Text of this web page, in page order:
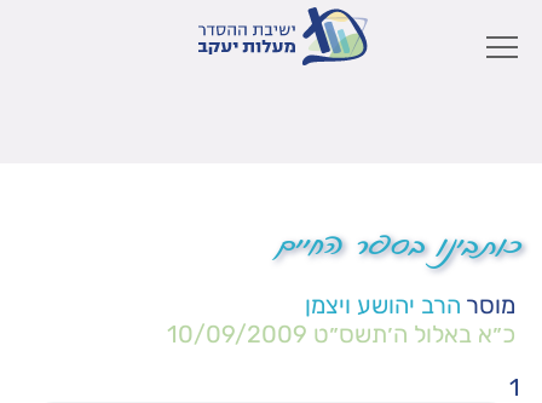
כותבינו בספר החיים
מוסר הרב יהושע ויצמן
כ״א באלול ה׳תשס״ט 10/09/2009
1